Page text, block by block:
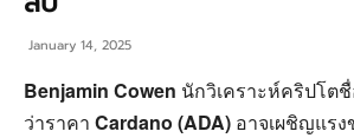
January 14, 2025
Benjamin Cowen นักวิเคราะห์คริปโต
ว่าราคา Cardano (ADA) อาจเผชิญแร